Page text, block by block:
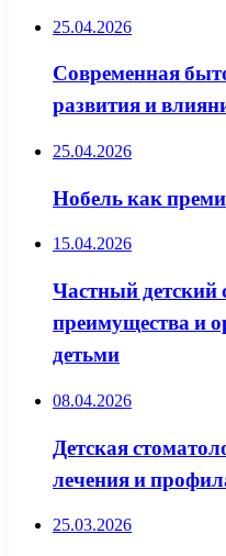
25.04.2026
Современная
развития и
25.04.2026
Нобель как
15.04.2026
Частный детский
преимущества и
детьми
08.04.2026
Детская
лечения и
25.03.2026